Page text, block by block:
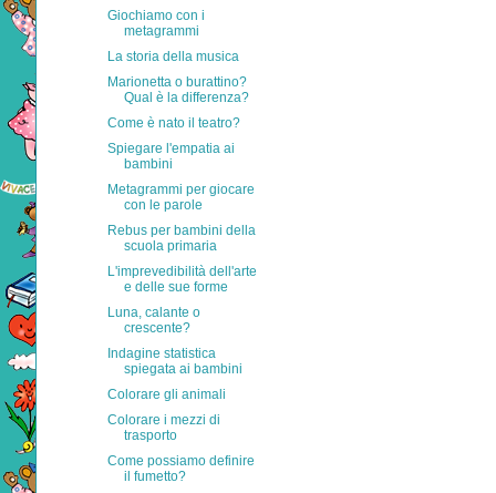
Giochiamo con i
metagrammi
La storia della musica
Marionetta o burattino?
Qual è la differenza?
Come è nato il teatro?
Spiegare l'empatia ai
bambini
Metagrammi per giocare
con le parole
Rebus per bambini della
scuola primaria
L'imprevedibilità dell'arte
e delle sue forme
Luna, calante o
crescente?
Indagine statistica
spiegata ai bambini
Colorare gli animali
Colorare i mezzi di
trasporto
Come possiamo definire
il fumetto?